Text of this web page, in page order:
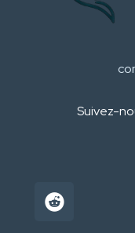
Suivez-